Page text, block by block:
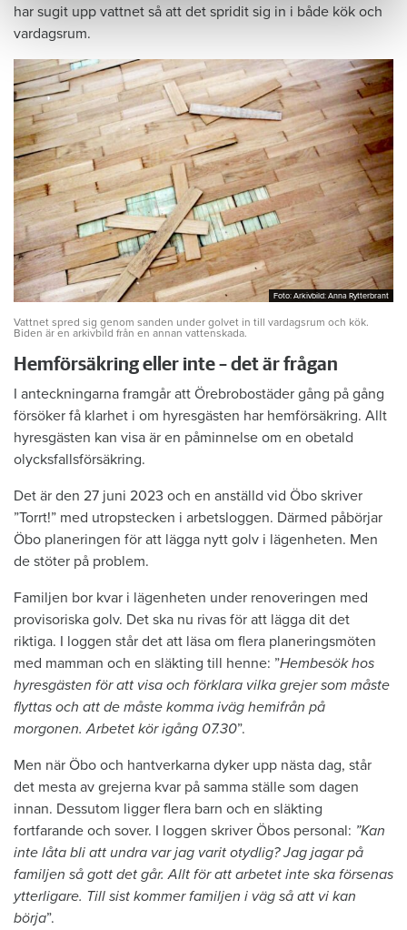
har sugit upp vattnet så att det spridit sig in i både kök och
vardagsrum.
Foto: Arkivbild: Anna Rytterbrant
Foto: Arkivbild: Anna Rytterbrant
Vattnet spred sig genom sanden under golvet in till vardagsrum och kök.
Biden är en arkivbild från en annan vattenskada.
Hemförsäkring eller inte – det är frågan
I anteckningarna framgår att Örebrobostäder gång på gång
försöker få klarhet i om hyresgästen har hemförsäkring. Allt
hyresgästen kan visa är en påminnelse om en obetald
olycksfallsförsäkring.
Det är den 27 juni 2023 och en anställd vid Öbo skriver
”Torrt!” med utropstecken i arbetsloggen. Därmed påbörjar
Öbo planeringen för att lägga nytt golv i lägenheten. Men
de stöter på problem.
Familjen bor kvar i lägenheten under renoveringen med
provisoriska golv. Det ska nu rivas för att lägga dit det
riktiga. I loggen står det att läsa om flera planeringsmöten
med mamman och en släkting till henne: ”Hembesök hos
hyresgästen för att visa och förklara vilka grejer som måste
flyttas och att de måste komma iväg hemifrån på
morgonen. Arbetet kör igång 07.30”.
Men när Öbo och hantverkarna dyker upp nästa dag, står
det mesta av grejerna kvar på samma ställe som dagen
innan. Dessutom ligger flera barn och en släkting
fortfarande och sover. I loggen skriver Öbos personal: ”Kan
inte låta bli att undra var jag varit otydlig? Jag jagar på
familjen så gott det går. Allt för att arbetet inte ska försenas
ytterligare. Till sist kommer familjen i väg så att vi kan
börja”.